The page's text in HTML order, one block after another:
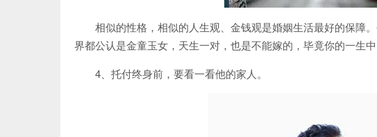
相似的性格，相似的人生观、金钱观是婚姻生活最好的保障
界都公认是金童玉女，天生一对，也是不能嫁的，毕竟你的一生
4、托付终身前，要看一看他的家人。